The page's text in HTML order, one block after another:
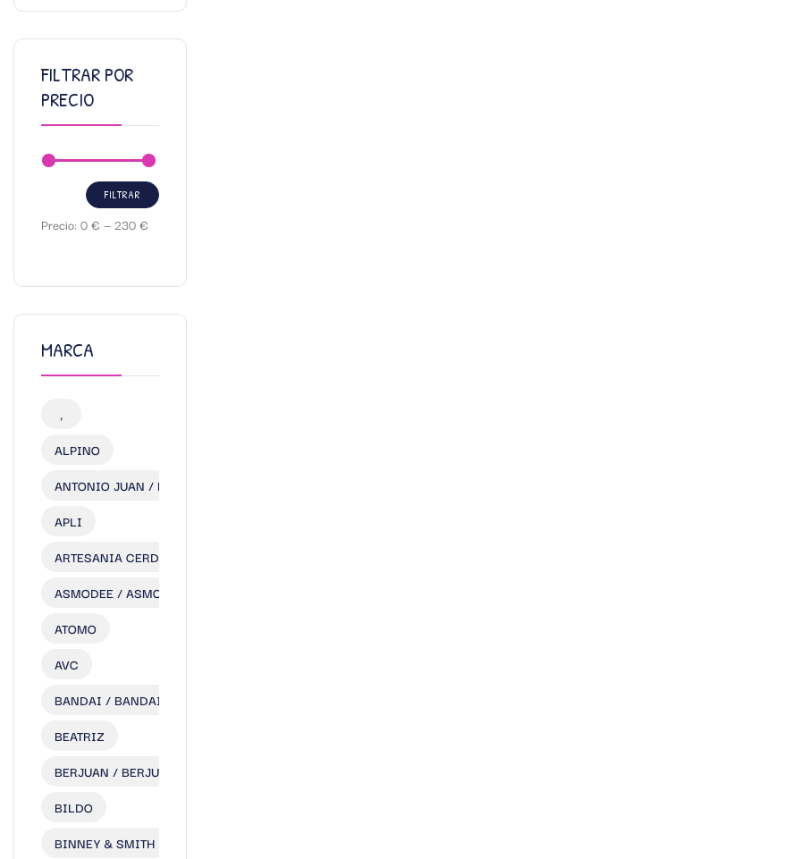
FILTRAR POR
PRECIO
FILTRAR
Precio: 0 € —230 €
MARCA
,
ALPINO
ANTONIO JUAN / MUÑECAS ANTONIO JUAN S.L.
APLI
ARTESANIA CERDA
ASMODEE / ASMODEE EDITIONS IB ERICA SLU
ATOMO
AVC
BANDAI / BANDAI ESPAÑA S.A.
BEATRIZ
BERJUAN / BERJUAN S.L.
BILDO
BINNEY & SMITH LTD.